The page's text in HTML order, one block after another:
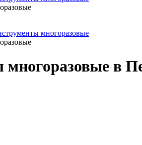
многоразовые
многоразовые в